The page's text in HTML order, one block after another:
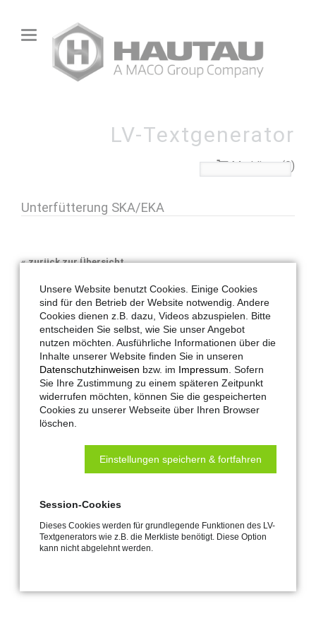
LV-Textgenerator
Merkliste (0)
Unterfütterung SKA/EKA
«zurück zur Übersicht
Hautau-Artikel-Nr.:
206740
Maco-Artikel-Nr.:
321714
Flügelbock bei der Rahmenmontage
und einem Flügelüberschlag größer
Unsere Website benutzt Cookies. Einige Cookies
sind für den Betrieb der Website notwendig. Andere
Cookies dienen z.B. dazu, Videos abzuspielen. Bitte
entscheiden Sie selbst, wie Sie unser Angebot
nutzen möchten. Ausführliche Informationen über die
Inhalte unserer Website finden Sie in unseren
Datenschutzhinweisen bzw. im Impressum . Sofern
Sie Ihre Zustimmung zu einem späteren Zeitpunkt
widerrufen möchten, können Sie die gespeicherten
Cookies zu unserer Webseite über Ihren Browser
löschen.
Einstellungen speichern & fortfahren
Session-Cookies
Dieses Cookies werden für grundlegende Funktionen des LV-
Textgenerators wie z.B. die Merkliste benötigt. Diese Option
kann nicht abgelehnt werden.